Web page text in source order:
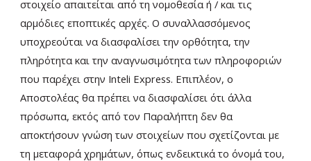
στοιχείο απαιτείται από τη νομοθεσία ή / και τις
αρμόδιες εποπτικές αρχές. Ο συναλλασσόμενος
υποχρεούται να διασφαλίσει την ορθότητα, την
πληρότητα και την αναγνωσιμότητα των πληροφοριών
που παρέχει στην Inteli Express. Επιπλέον, ο
Αποστολέας θα πρέπει να διασφαλίσει ότι άλλα
πρόσωπα, εκτός από τον Παραλήπτη δεν θα
αποκτήσουν γνώση των στοιχείων που σχετίζονται με
τη μεταφορά χρημάτων, όπως ενδεικτικά το όνομά του,